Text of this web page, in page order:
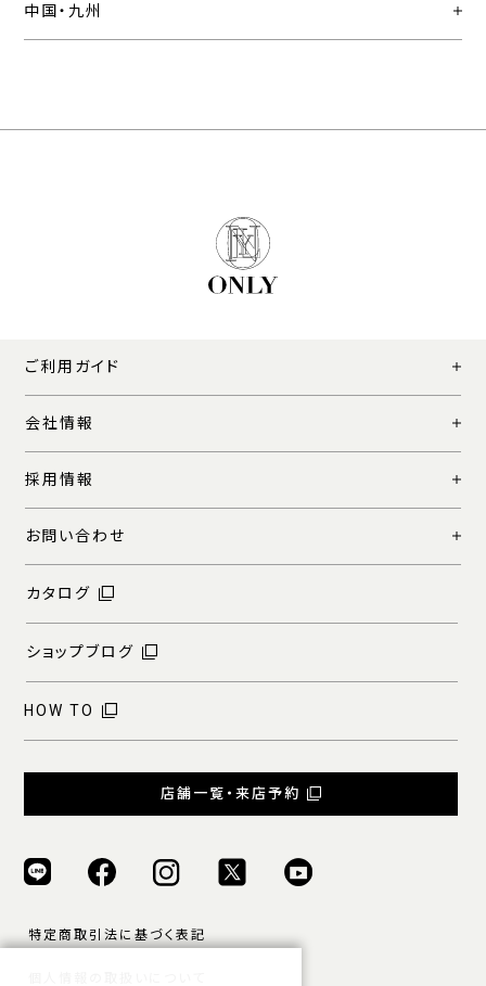
中国・九州
ご利用ガイド
会社情報
採用情報
お問い合わせ
カタログ
ショップブログ
HOW TO
店舗一覧・来店予約
特定商取引法に基づく表記